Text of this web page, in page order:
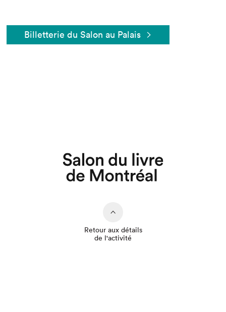
Billetterie du Salon au Palais
Retour aux détails
de l'activité